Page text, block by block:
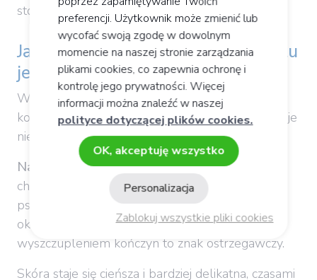
stosowanie leków kortykosteroidowych.
Jak rozpoznać, że poziom kortyzolu
jest zbyt wysoki?
W większości przypadków wzrost poziomu
kortyzolu w organizmie przez długi czas pozostaje
niezauważony.
Nadmierny poziom kortyzolumanifestuje się
charakterystycznymi objawami fizycznymi i
psychicznymi. Miejscowy przyrost masy ciała w
okolicach twarzy i brzucha w połączeniu z
wyszczupleniem kończyn to znak ostrzegawczy.
Skóra staje się cieńsza i bardziej delikatna, czasami
preferencji. Użytkownik może zmienić lub
wycofać swoją zgodę w dowolnym
momencie na naszej stronie zarządzania
plikami cookies, co zapewnia ochronę i
kontrolę jego prywatności. Więcej
informacji można znaleźć w naszej
polityce dotyczącej plików cookies.
OK, akceptuję wszystko
Zablokuj wszystkie pliki cookies
Personalizacja